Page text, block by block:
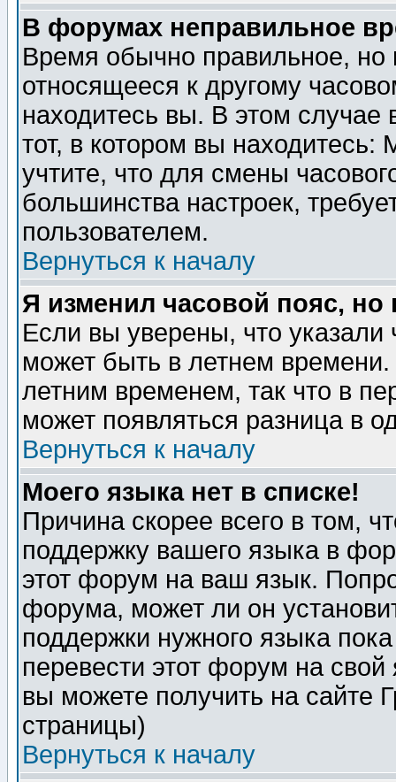
В форумах неправильное
Время обычно правильное,
относящееся к другому
находитесь вы. В этом
тот, в котором вы
учтите, что для смены
большинства настроек,
пользователем.
Вернуться к началу
Я изменил часовой пояс,
Если вы уверены, что указали
может быть в летнем
летним временем, так что в
может появляться разница в
Вернуться к началу
Моего языка нет в списке!
Причина скорее всего в том,
поддержку вашего языка в
этот форум на ваш язык.
форума, может ли он
поддержки нужного языка
перевести этот форум на
вы можете получить на сайте
страницы)
Вернуться к началу